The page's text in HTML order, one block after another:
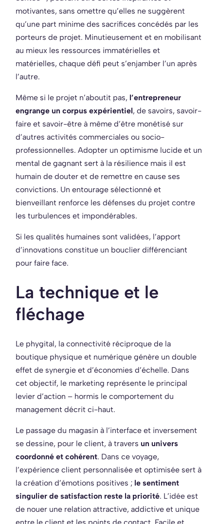
motivantes, sans omettre qu’elles ne suggèrent
qu’une part minime des sacrifices concédés par les
porteurs de projet. Minutieusement et en mobilisant
au mieux les ressources immatérielles et
matérielles, chaque défi peut s’enjamber l’un après
l’autre.
Même si le projet n’aboutit pas, l’entrepreneur
engrange un corpus expérientiel, de savoirs, savoir-
faire et savoir-être à même d’être monétisé sur
d’autres activités commerciales ou socio-
professionnelles. Adopter un optimisme lucide et un
mental de gagnant sert à la résilience mais il est
humain de douter et de remettre en cause ses
convictions. Un entourage sélectionné et
bienveillant renforce les défenses du projet contre
les turbulences et impondérables.
Si les qualités humaines sont validées, l’apport
d’innovations constitue un bouclier différenciant
pour faire face.
La technique et le
fléchage
Le phygital, la connectivité réciproque de la
boutique physique et numérique génère un double
effet de synergie et d’économies d’échelle. Dans
cet objectif, le marketing représente le principal
levier d’action – hormis le comportement du
management décrit ci-haut.
Le passage du magasin à l’interface et inversement
se dessine, pour le client, à travers un univers
coordonné et cohérent. Dans ce voyage,
l’expérience client personnalisée et optimisée sert à
la création d’émotions positives ; le sentiment
singulier de satisfaction reste la priorité. L’idée est
de nouer une relation attractive, addictive et unique
entre le client et les points de contact. Facile et